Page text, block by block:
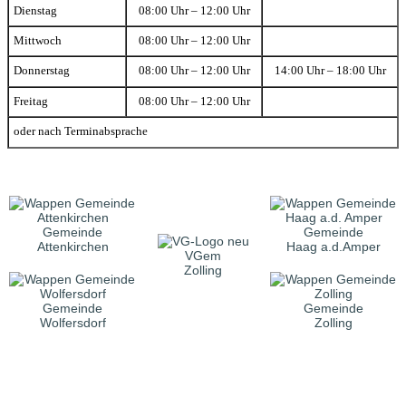
Dienstag 08:00 Uhr – 12:00 Uhr
Mittwoch 08:00 Uhr – 12:00 Uhr
Donnerstag 08:00 Uhr – 12:00 Uhr 14:00 Uhr – 18:00 Uhr
Freitag 08:00 Uhr – 12:00 Uhr
oder nach Terminabsprache
Gemeinde
Attenkirchen
VGem
Zolling
Gemeinde
Haag a.d.Amper
Gemeinde
Wolfersdorf
Gemeinde
Zolling